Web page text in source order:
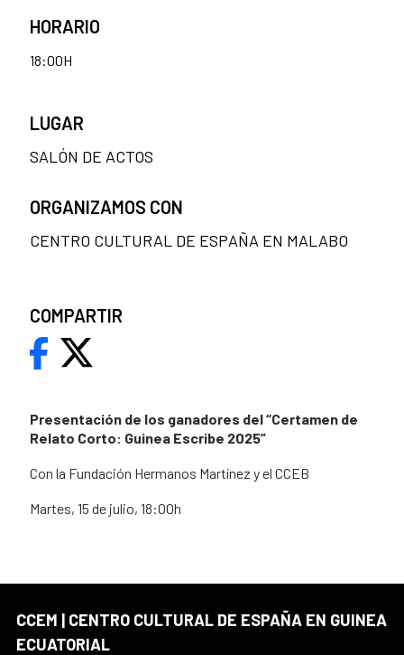
Presentación de los ganadores del “Certamen de
Relato Corto: Guinea Escribe 2025”
Con la Fundación Hermanos Martínez y el CCEB
Martes, 15 de julio, 18:00h
HORARIO
18:00H
LUGAR
SALÓN DE ACTOS
ORGANIZAMOS CON
CENTRO CULTURAL DE ESPAÑA EN MALABO
COMPARTIR
CCEM | CENTRO CULTURAL DE ESPAÑA EN GUINEA
ECUATORIAL